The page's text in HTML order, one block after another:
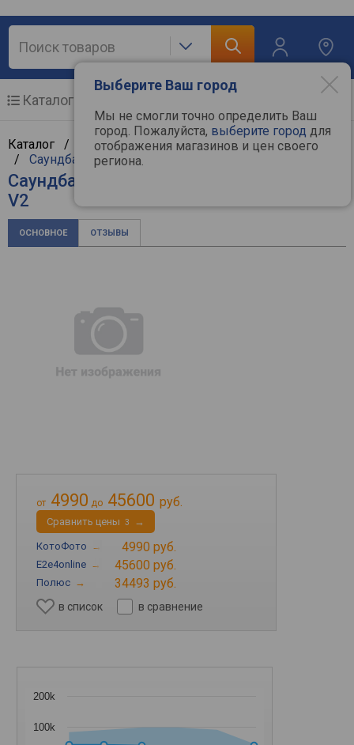
Выберите Ваш город
Мы не смогли точно определить Ваш
город. Пожалуйста, выберите город для
отображения магазинов и цен своего
региона.
Каталог
Каталог / Аудиотехника/Hi-Fi и Hi-End компоненты
/ Саундбары/Creative
Саундбар Creative Sound Blaster Katana
V2
ОСНОВНОЕ ОТЗЫВЫ
от 4990 до 45600 руб.
Cравнить цены 3 →
КотоФото → 4990 руб.
E2e4online → 45600 руб.
Полюс → 34493 руб.
в список в сравнение
100k
200k